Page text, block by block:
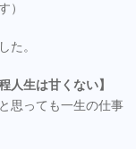
）
た。
人生は甘くない】
思っても一生の仕事